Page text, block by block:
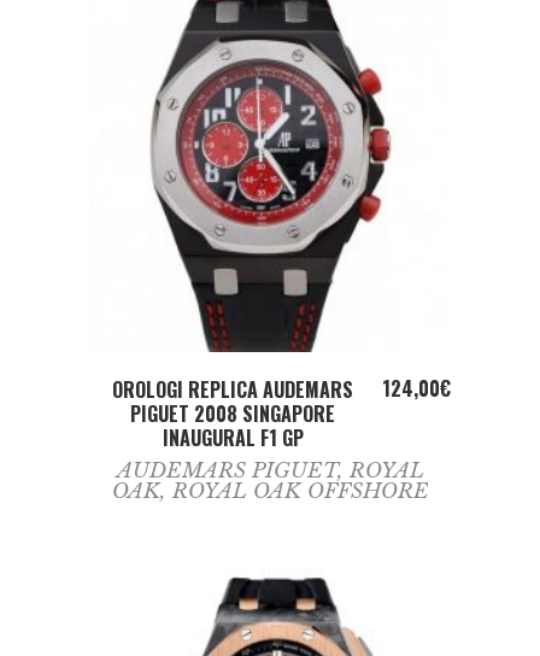
ADD TO CART
OROLOGI REPLICA AUDEMARS
PIGUET 2008 SINGAPORE
INAUGURAL F1 GP
124,00€
AUDEMARS PIGUET, ROYAL
OAK, ROYAL OAK OFFSHORE